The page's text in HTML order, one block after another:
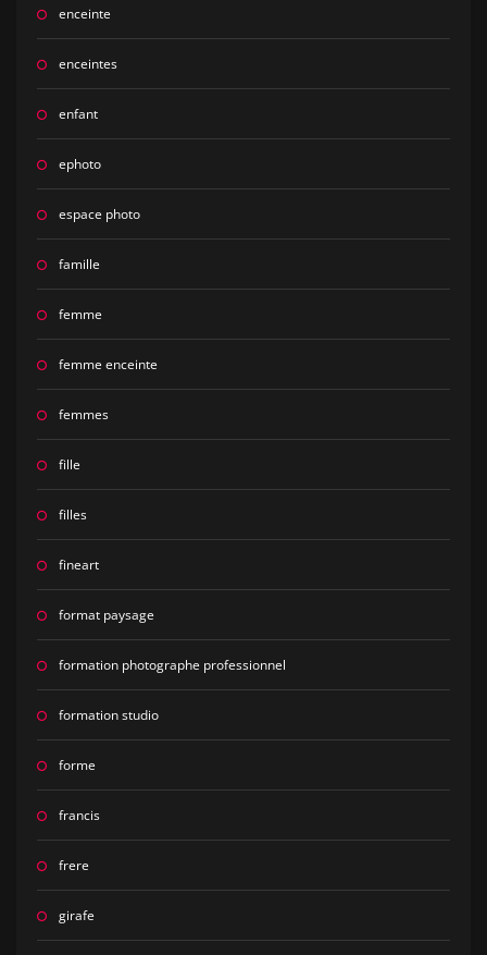
enceinte
enceintes
enfant
ephoto
espace photo
famille
femme
femme enceinte
femmes
fille
filles
fineart
format paysage
formation photographe professionnel
formation studio
forme
francis
frere
girafe